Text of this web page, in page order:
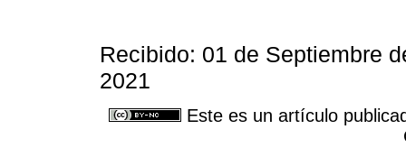
Recibido: 01 de Septiembre
2021
Este es un artículo